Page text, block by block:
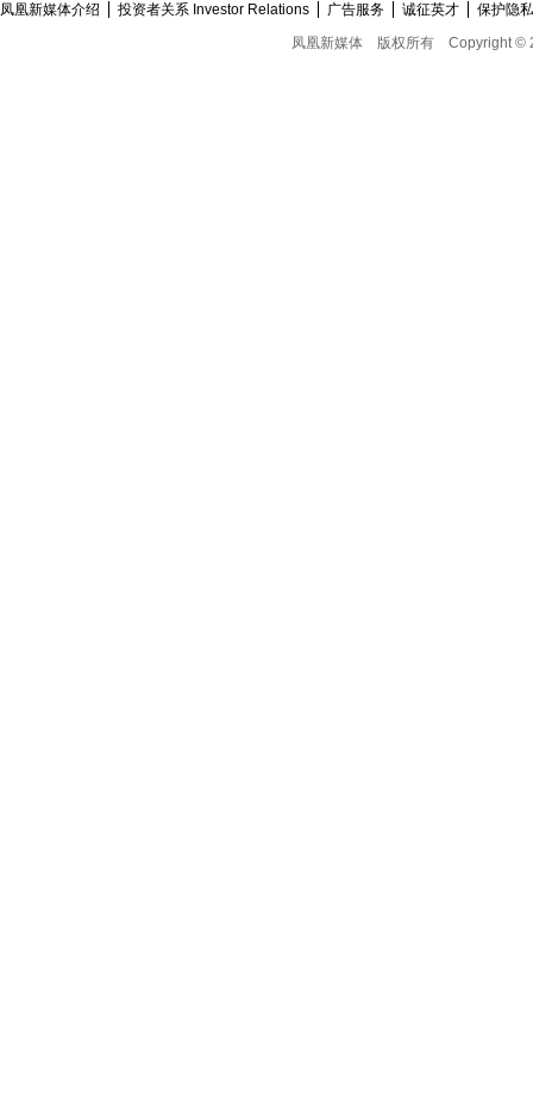
凤凰新媒体介绍 投资者关系 Investor Relations 广告服务 诚征英才
保护隐
凤凰新媒体
版权所有 Copyright ©